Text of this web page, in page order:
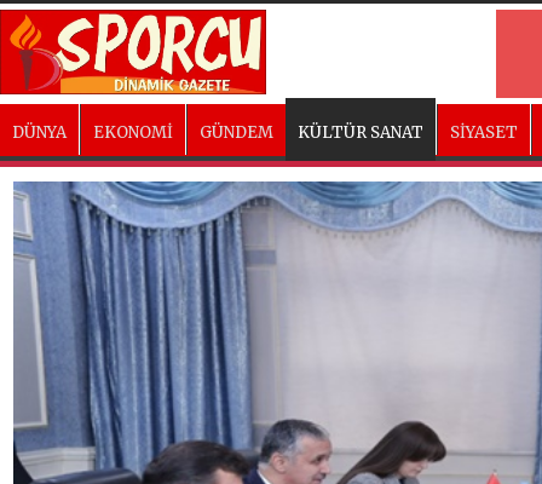
DÜNYA EKONOMİ GÜNDEM KÜLTÜR SANAT SİYASET